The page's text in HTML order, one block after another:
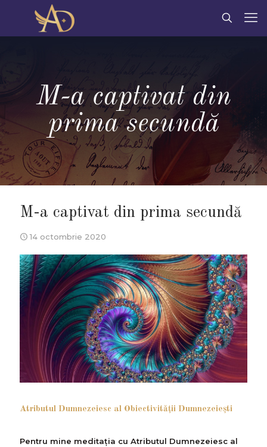
M-a captivat din
prima secundă
M-a captivat din prima secundă
14 octombrie 2020
Atributul Dumnezeiesc al Obiectivităţii Dumnezeieşti
Pentru mine meditația cu Atributul Dumnezeiesc al